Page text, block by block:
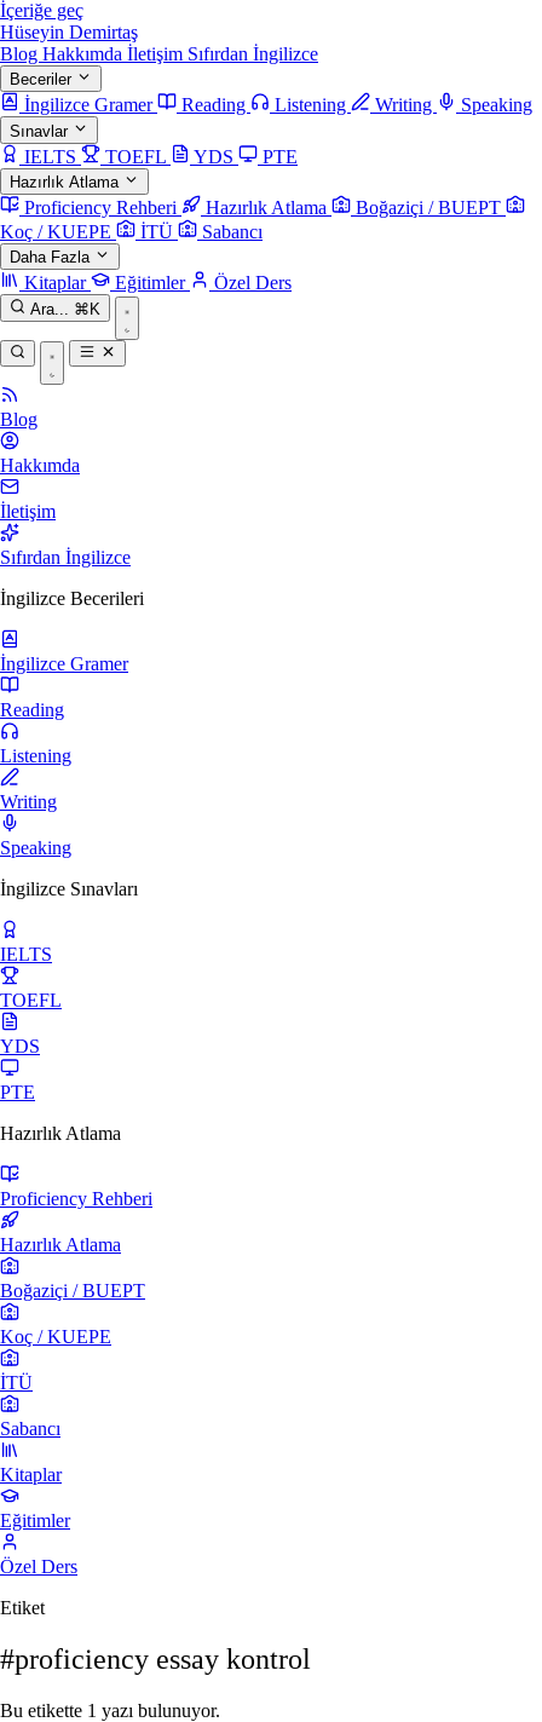
İçeriğe geç
Hüseyin Demirtaş
Blog Hakkımda İletişim Sıfırdan İngilizce
Beceriler
İngilizce Gramer Reading Listening Writing Speaking
Sınavlar
IELTS TOEFL YDS PTE
Hazırlık Atlama
Proficiency Rehberi Hazırlık Atlama
Boğaziçi / BUEPT
Koç / KUEPE
İTÜ Sabancı
Daha Fazla
Kitaplar Eğitimler Özel Ders
Ara... ⌘K
Blog
Hakkımda
İletişim
Sıfırdan İngilizce
İngilizce Becerileri
İngilizce Gramer
Reading
Listening
Writing
Speaking
İngilizce Sınavları
IELTS
TOEFL
YDS
PTE
Hazırlık Atlama
Proficiency Rehberi
Hazırlık Atlama
Boğaziçi / BUEPT
Koç / KUEPE
İTÜ
Sabancı
Kitaplar
Eğitimler
Özel Ders
Etiket
#proficiency essay kontrol
Bu etikette 1 yazı bulunuyor.